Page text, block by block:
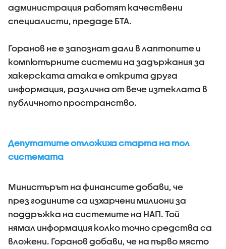
администрация работят качествени
специалисти, предаде БТА.
Горанов не е запознат дали в лаптопите и
компютърните системи на задържания за
хакерската атака е открита друга
информация, различна от вече изтеклата в
публичното пространство.
Депутатите отложиха старта на тол
системата
Министърът на финансите добави, че
през годините са изхарчени милиони за
поддръжка на системите на НАП. Той
нямал информация колко точно средства са
вложени. Горанов добави, че на първо място